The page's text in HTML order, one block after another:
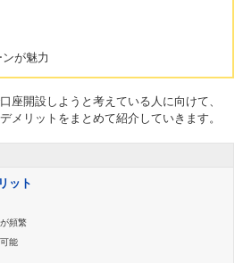
が魅力
座開設しようと考えている人に向けて、
メリットをまとめて紹介していきます。
ット
頻繁
能